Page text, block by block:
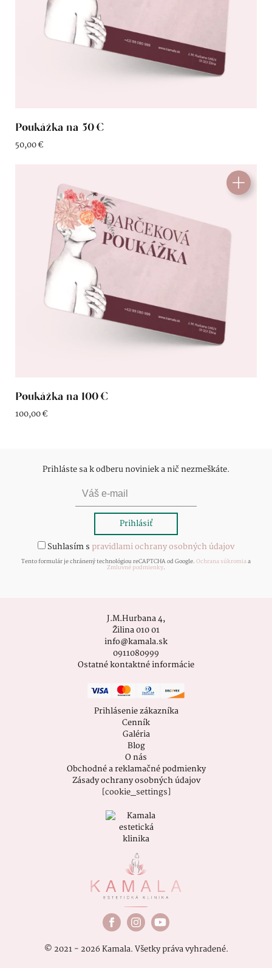
Poukážka na 50 €
50,00€
Poukážka na 100 €
100,00€
Prihláste sa k odberu noviniek a nič nezmeškáte.
Suhlasím s pravidlami ochrany osobných údajov
Tento formulár je chránený technológiou reCAPTCHA od Google. Ochrana súkromiaa
Zmluvné podmienky.
© 2021 - 2026 Kamala. Všetky práva vyhradené.
Prihlásenie zákazníka
Cenník
Galéria
Blog
O nás
Obchodné a reklamačné podmienky
Zásady ochrany osobných údajov
[cookie_settings]
J.M.Hurbana 4,
Žilina 010 01
info@kamala.sk
0911080999
Ostatné kontaktné informácie